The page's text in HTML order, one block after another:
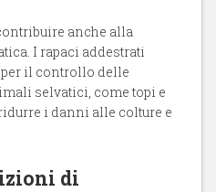
anche alla
I rapaci addestrati
il controllo delle
selvatici, come topi e
i danni alle colture e
di